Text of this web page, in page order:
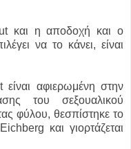
και η αποδοχή και ο
να το κάνει, είναι
αφιερωμένη στην
του σεξουαλικού
φύλου, θεσπίστηκε το
και γιορτάζεται